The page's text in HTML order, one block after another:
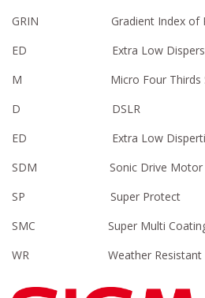
GRIN Gradient Index of
ED Extra Low
M Micro Four Thirds
D DSLR
ED Extra Low
SDM Sonic Drive Motor
SP Super Protect
SMC Super Multi
WR Weather